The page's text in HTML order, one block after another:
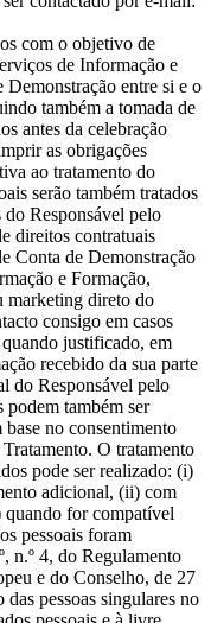
com o objetivo de
de Informação e
entre si e o
também a tomada de
antes da celebração
as obrigações
ao tratamento do
serão também tratados
do Responsável pelo
direitos contratuais
Conta de Demonstração
e Formação,
marketing direto do
consigo em casos
justificado, em
recebido da sua parte
do Responsável pelo
podem também ser
no consentimento
O tratamento
pode ser realizado: (i)
adicional, (ii) com
quando for compatível
pessoais foram
n.º 4, do Regulamento
e do Conselho, de 27
pessoas singulares no